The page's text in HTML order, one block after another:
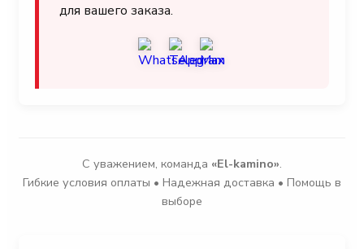
для вашего заказа.
С уважением, команда «El-kamino».
Гибкие условия оплаты • Надежная доставка • Помощь в
выборе